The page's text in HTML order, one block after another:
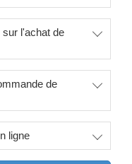
l'achat de
de
ligne